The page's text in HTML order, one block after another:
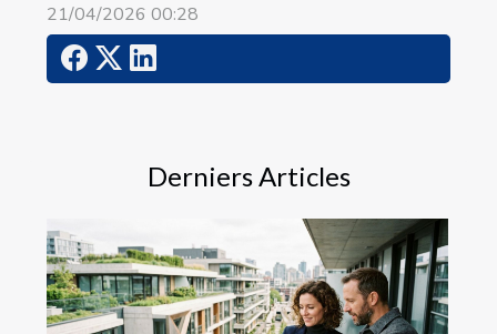
21/04/2026 00:28
Derniers Articles